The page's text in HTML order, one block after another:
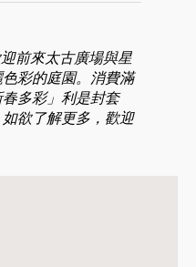
前來太古廣場與星
彩的庭園。消費滿
多彩」利是封套
欲了解更多，歡迎